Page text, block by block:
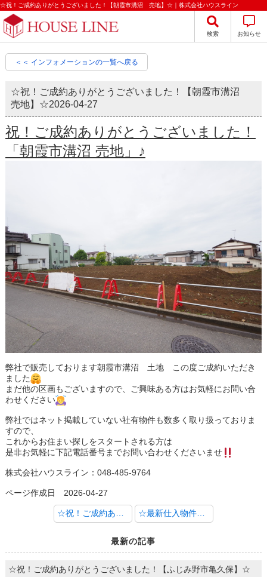
☆祝！ご成約ありがとうございました！【朝霞市溝沼 売地】☆｜株式会社ハウスライン
検索 お知らせ
＜＜ インフォメーションの一覧へ戻る
☆祝！ご成約ありがとうございました！【朝霞市溝沼
売地】☆2026-04-27
祝！ご成約ありがとうございました！
「朝霞市溝沼 売地」♪
弊社で販売しております朝霞市溝沼 土地 この度ご成約いただき
ました
まだ他の区画もございますので、ご興味ある方はお気軽にお問い合
わせください
弊社ではネット掲載していない社有物件も数多く取り扱っておりま
すので、
これからお住まい探しをスタートされる方は
是非お気軽に下記電話番号までお問い合わせくださいませ
株式会社ハウスライン：048-485-9764
ページ作成日 2026-04-27
☆最新仕入物件のご紹介【ふじみ野市亀久保 駅徒歩１８分】☆
最新の記事
☆祝！ご成約ありがとうございました！【ふじみ野市亀久保】☆